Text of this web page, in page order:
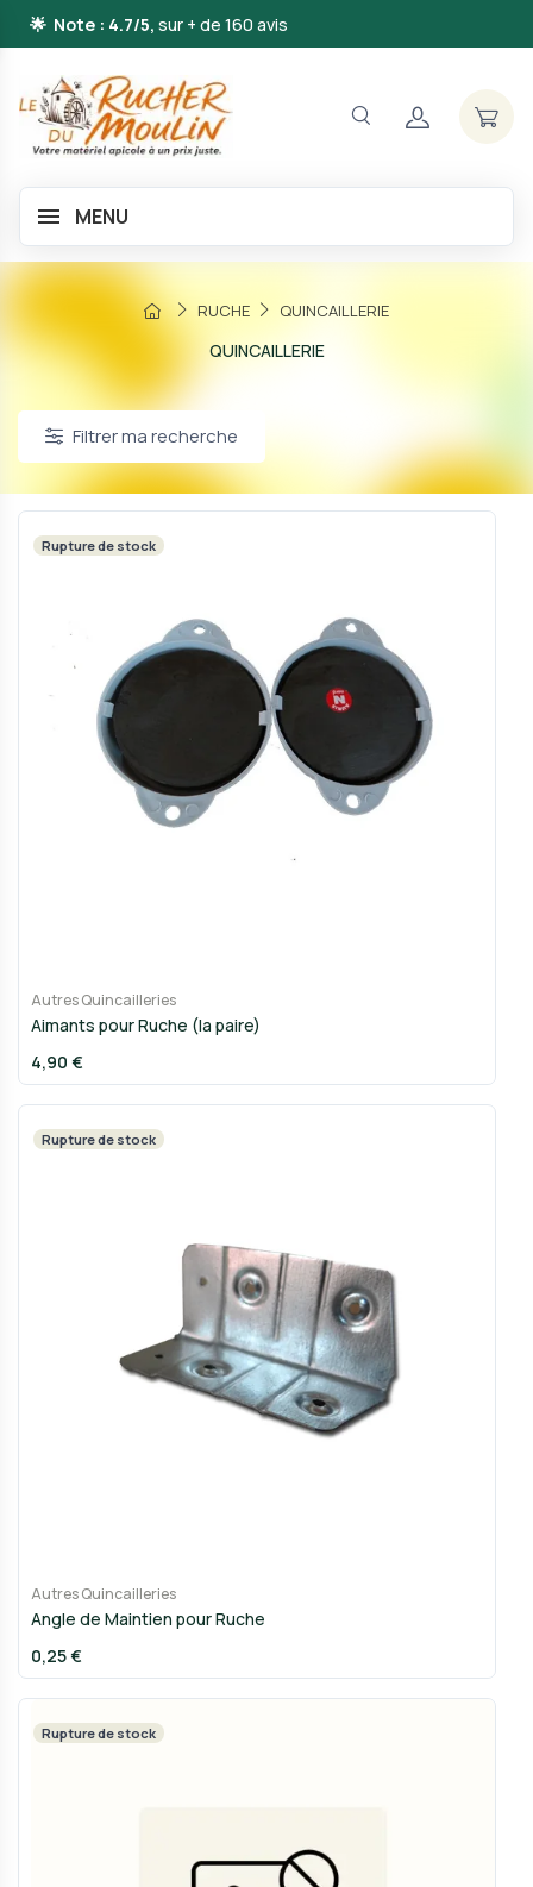
🌟 Note : 4.7/5, sur + de 160 avis
MENU
RUCHE QUINCAILLERIE
QUINCAILLERIE
Filtrer ma recherche
Rupture de stock
Autres Quincailleries
Aimants pour Ruche (la paire)
4,90 €
Rupture de stock
Autres Quincailleries
Angle de Maintien pour Ruche
0,25 €
Rupture de stock